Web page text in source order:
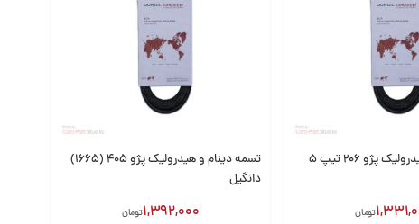
تسمه دینام و هیدرولیک پژو 206 تیپ 5
تومان
تسمه دینام و هیدرولیک پژو 405 (1665)
دانگیل
1,392,000تومان